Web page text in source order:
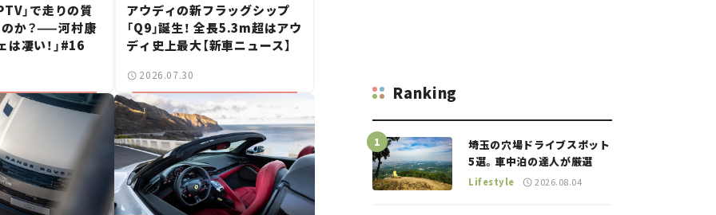
」で走りの質
のか？——河村康
は凄い！」#16
アウディの新フラッグシップ
「Q9」誕生！ 全長5.3m超はアウ
ディ史上最大【新車ニュース】
2026.07.30
Ranking
埼玉の穴場ドライブスポット
5選。車中泊の達人が厳選
Lifestyle 2026.08.04